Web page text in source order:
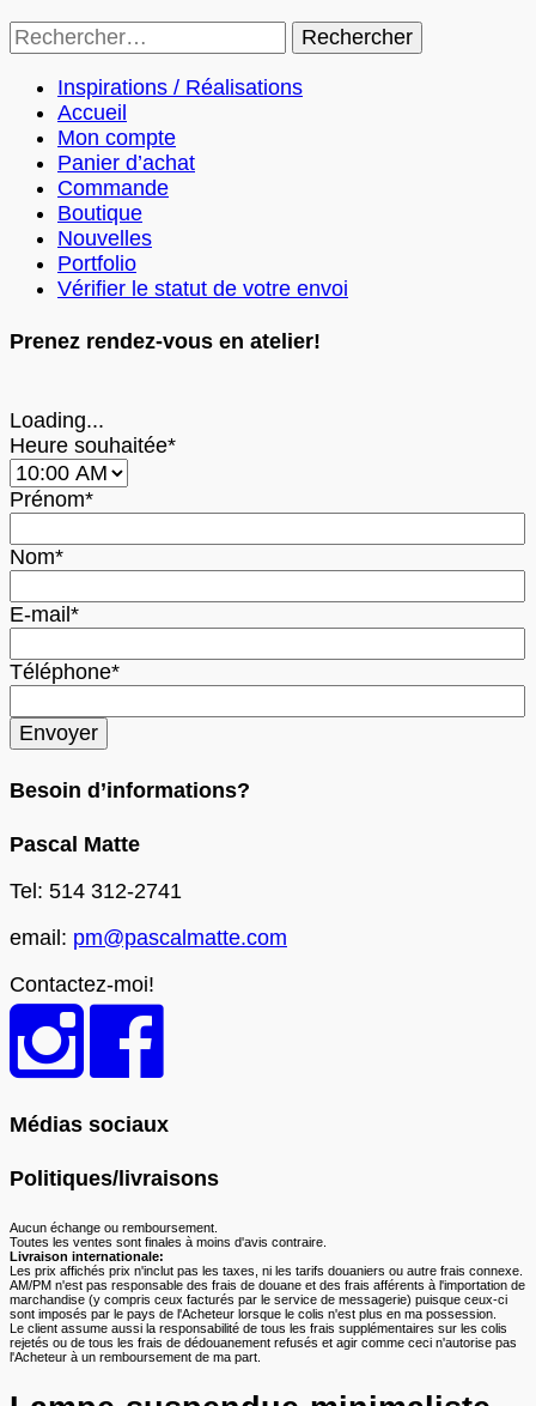
Rechercher :
Inspirations / Réalisations
Accueil
Mon compte
Panier d’achat
Commande
Boutique
Nouvelles
Portfolio
Vérifier le statut de votre envoi
Prenez rendez-vous en atelier!
Loading...
Heure souhaitée*
Prénom*
Nom*
E-mail*
Téléphone*
Besoin d’informations?
Pascal Matte
Tel: 514 312-2741
email: pm@pascalmatte.com
Contactez-moi!
Médias sociaux
Politiques/livraisons
Aucun échange ou remboursement.
Toutes les ventes sont finales à moins d'avis contraire.
Livraison internationale:
Les prix affichés prix n'inclut pas les taxes, ni les tarifs douaniers ou autre frais connexe.
AM/PM n'est pas responsable des frais de douane et des frais afférents à l'importation de
marchandise (y compris ceux facturés par le service de messagerie) puisque ceux-ci
sont imposés par le pays de l'Acheteur lorsque le colis n'est plus en ma possession.
Le client assume aussi la responsabilité de tous les frais supplémentaires sur les colis
rejetés ou de tous les frais de dédouanement refusés et agir comme ceci n'autorise pas
l'Acheteur à un remboursement de ma part.